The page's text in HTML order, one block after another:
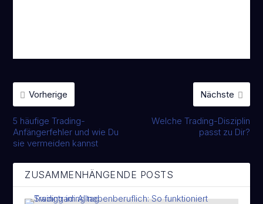
Vorherige
5 häufige Trading-
Anfängerfehler und wie Du
sie vermeiden kannst
Nächste
Welche Trading-Disziplin
passt zu Dir?
ZUSAMMENHÄNGENDE POSTS